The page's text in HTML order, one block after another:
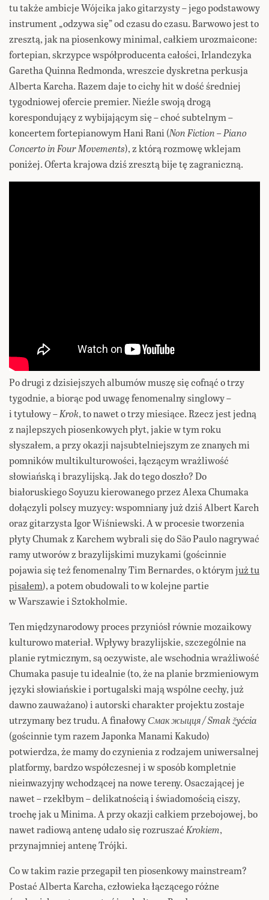
tu także ambicje Wójcika jako gitarzysty – jego podstawowy
instrument „odzywa się” od czasu do czasu. Barwowo jest to
zresztą, jak na piosenkowy minimal, całkiem urozmaicone:
fortepian, skrzypce współproducenta całości, Irlandczyka
Garetha Quinna Redmonda, wreszcie dyskretna perkusja
Alberta Karcha. Razem daje to cichy hit w dość średniej
tygodniowej ofercie premier. Nieźle swoją drogą
korespondujący z wybijającym się – choć subtelnym –
koncertem fortepianowym Hani Rani (Non Fiction – Piano
Concerto in Four Movements), z którą rozmowę wklejam
poniżej. Oferta krajowa dziś zresztą bije tę zagraniczną.
Po drugi z dzisiejszych albumów muszę się cofnąć o trzy
tygodnie, a biorąc pod uwagę fenomenalny singlowy –
i tytułowy –Krok, to nawet o trzy miesiące. Rzecz jest jedną
z najlepszych piosenkowych płyt, jakie w tym roku
słyszałem, a przy okazji najsubtelniejszym ze znanych mi
pomników multikulturowości, łączącym wrażliwość
słowiańską i brazylijską. Jak do tego doszło? Do
białoruskiego Soyuzu kierowanego przez Alexa Chumaka
dołączyli polscy muzycy: wspomniany już dziś Albert Karch
oraz gitarzysta Igor Wiśniewski. A w procesie tworzenia
płyty Chumak z Karchem wybrali się do São Paulo nagrywać
ramy utworów z brazylijskimi muzykami (gościnnie
pojawia się też fenomenalny Tim Bernardes, o którymjuż tu
pisałem), a potem obudowali to w kolejne partie
w Warszawie i Sztokholmie.
Ten międzynarodowy proces przyniósł równie mozaikowy
kulturowo materiał. Wpływy brazylijskie, szczególnie na
planie rytmicznym, są oczywiste, ale wschodnia wrażliwość
Chumaka pasuje tu idealnie (to, że na planie brzmieniowym
języki słowiańskie i portugalski mają wspólne cechy, już
dawno zauważano) i autorski charakter projektu zostaje
utrzymany bez trudu. A finałowyСмак жыцця / Smak žyćcia
(gościnnie tym razem Japonka Manami Kakudo)
potwierdza, że mamy do czynienia z rodzajem uniwersalnej
platformy, bardzo współczesnej i w sposób kompletnie
nieinwazyjny wchodzącej na nowe tereny. Osaczającej je
nawet – rzekłbym – delikatnością i świadomością ciszy,
trochę jak u Minima. A przy okazji całkiem przebojowej, bo
nawet radiową antenę udało się rozruszaćKrokiem,
przynajmniej antenę Trójki.
Co w takim razie przegapił ten piosenkowy mainstream?
Postać Alberta Karcha, człowieka łączącego różne